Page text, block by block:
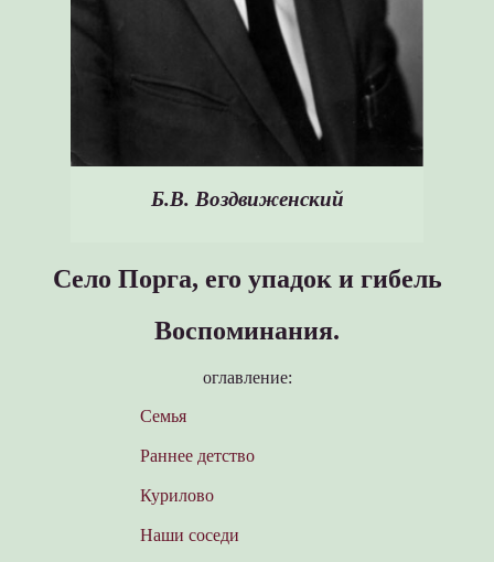
Б.В. Воздвиженский
Село Порга, его упадок и гибель
Воспоминания.
оглавление:
Семья
Раннее детство
Курилово
Наши соседи